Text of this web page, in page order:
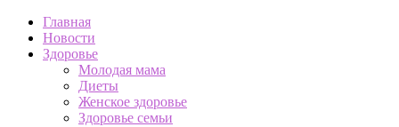
Главная
Новости
Здоровье
Молодая мама
Диеты
Женское здоровье
Здоровье семьи